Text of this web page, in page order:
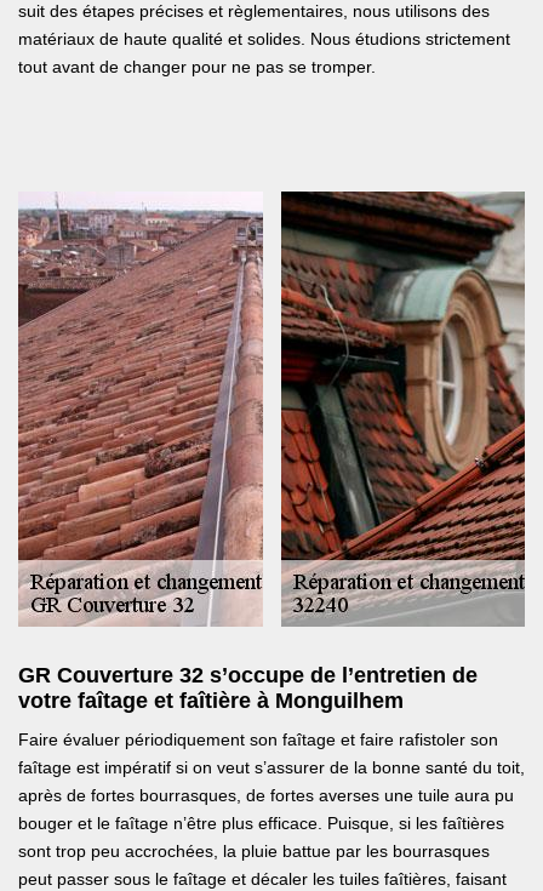
suit des étapes précises et règlementaires, nous utilisons des
matériaux de haute qualité et solides. Nous étudions strictement
tout avant de changer pour ne pas se tromper.
GR Couverture 32 s’occupe de l’entretien de
votre faîtage et faîtière à Monguilhem
Faire évaluer périodiquement son faîtage et faire rafistoler son
faîtage est impératif si on veut s’assurer de la bonne santé du toit,
après de fortes bourrasques, de fortes averses une tuile aura pu
bouger et le faîtage n’être plus efficace. Puisque, si les faîtières
sont trop peu accrochées, la pluie battue par les bourrasques
peut passer sous le faîtage et décaler les tuiles faîtières, faisant